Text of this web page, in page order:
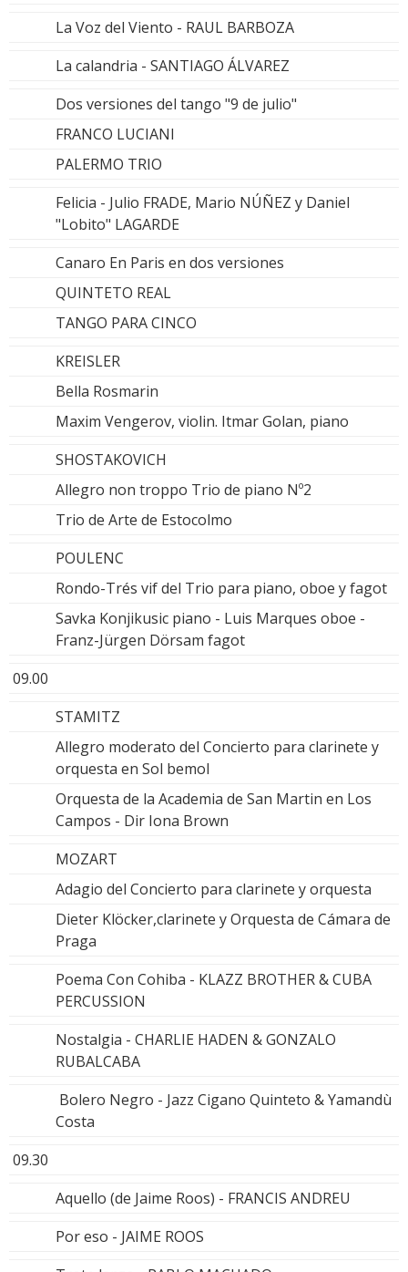
La Voz del Viento - RAUL BARBOZA
La calandria - SANTIAGO ÁLVAREZ
Dos versiones del tango "9 de julio"
FRANCO LUCIANI
PALERMO TRIO
Felicia - Julio FRADE, Mario NÚÑEZ y Daniel
"Lobito" LAGARDE
Canaro En Paris en dos versiones
QUINTETO REAL
TANGO PARA CINCO
KREISLER
Bella Rosmarin
Maxim Vengerov, violin. Itmar Golan, piano
SHOSTAKOVICH
Allegro non troppo Trio de piano Nº2
Trio de Arte de Estocolmo
POULENC
Rondo-Trés vif del Trio para piano, oboe y fagot
Savka Konjikusic piano - Luis Marques oboe -
Franz-Jürgen Dörsam fagot
09.00
STAMITZ
Allegro moderato del Concierto para clarinete y
orquesta en Sol bemol
Orquesta de la Academia de San Martin en Los
Campos - Dir Iona Brown
MOZART
Adagio del Concierto para clarinete y orquesta
Dieter Klöcker,clarinete y Orquesta de Cámara de
Praga
Poema Con Cohiba - KLAZZ BROTHER & CUBA
PERCUSSION
Nostalgia - CHARLIE HADEN & GONZALO
RUBALCABA
Bolero Negro - Jazz Cigano Quinteto & Yamandù
Costa
09.30
Aquello (de Jaime Roos) - FRANCIS ANDREU
Por eso - JAIME ROOS